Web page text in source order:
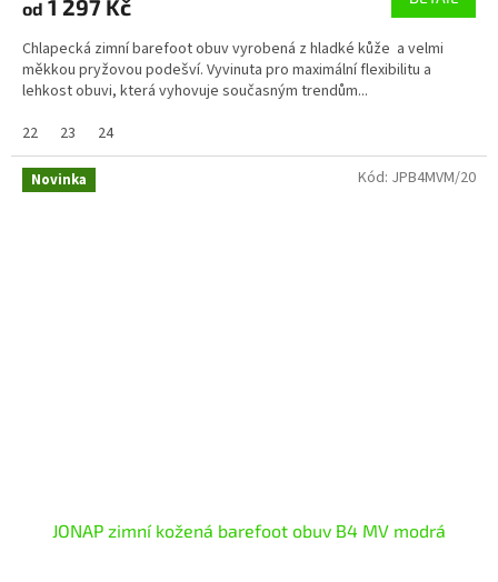
od 1 297 Kč
Chlapecká zimní barefoot obuv vyrobená z hladké kůže a velmi
měkkou pryžovou podešví. Vyvinuta pro maximální flexibilitu a
lehkost obuvi, která vyhovuje současným trendům...
22
23 24
Novinka
JONAP zimní kožená barefoot obuv B4 MV modrá
Kód: JPB4MVM/20